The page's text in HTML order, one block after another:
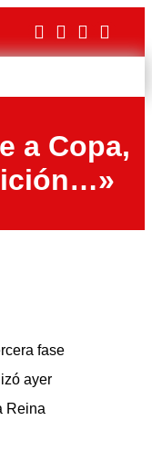
a Copa,
fase
ayer
Reina